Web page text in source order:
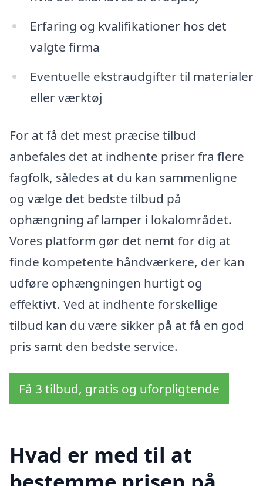
Erfaring og kvalifikationer hos det
valgte firma
Eventuelle ekstraudgifter til materialer
eller værktøj
For at få det mest præcise tilbud
anbefales det at indhente priser fra flere
fagfolk, således at du kan sammenligne
og vælge det bedste tilbud på
ophængning af lamper i lokalområdet.
Vores platform gør det nemt for dig at
finde kompetente håndværkere, der kan
udføre ophængningen hurtigt og
effektivt. Ved at indhente forskellige
tilbud kan du være sikker på at få en god
pris samt den bedste service.
Få 3 tilbud, gratis og uforpligtende
Hvad er med til at